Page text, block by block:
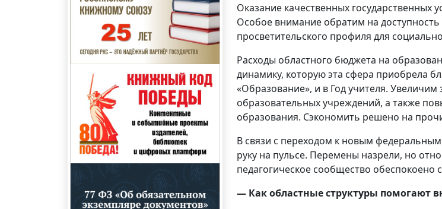
Оказание качественных государственных
Особое внимание обратим на
просветительского профиля для
Расходы областного бюджета на
динамику, которую эта сфера приобрела
«Образование», и в Год учителя. Увеличим
образовательных учреждений, а также
образования. Сэкономить решено на
В связи с переходом к новым
руку на пульсе. Перемены назрели, но
педагогическое сообщество обеспокоено
— Как областные структуры помогают